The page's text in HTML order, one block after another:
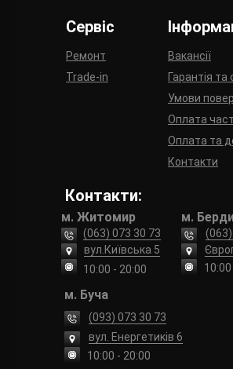
Сервіс
Ремонт
Trade-in
Вакансії
Гарантія та
Умови
Оплата та
Оплата
Контакти
Контакти:
м. Житомир
вул.Київська 5
10:00 - 20:00
(063) 073 30 73
м.
м. Буча
вул. Енергетиків 6
(093) 073 30 73
10:00 - 20:00